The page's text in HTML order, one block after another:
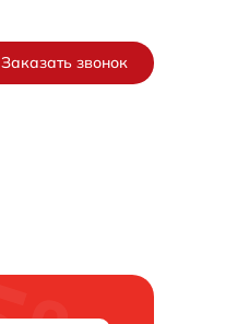
Заказать звонок